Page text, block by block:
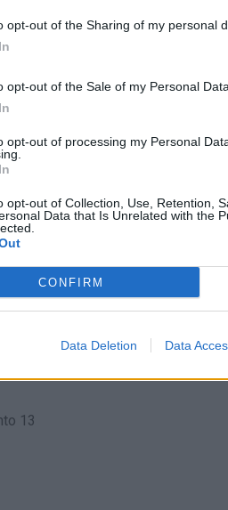
opt-out of the Sharing of my personal
opt-out of the Sale of my Personal Data.
opt-out of processing my Personal
opt-out of Collection, Use, Retention,
Data that Is Unrelated with the
CONFIRM
Data Deletion Data
27l.- 0,00€ 39l. - 0,00€
27
DGT en Ourense Orense
de
DGT en Algete Madrid
de
13